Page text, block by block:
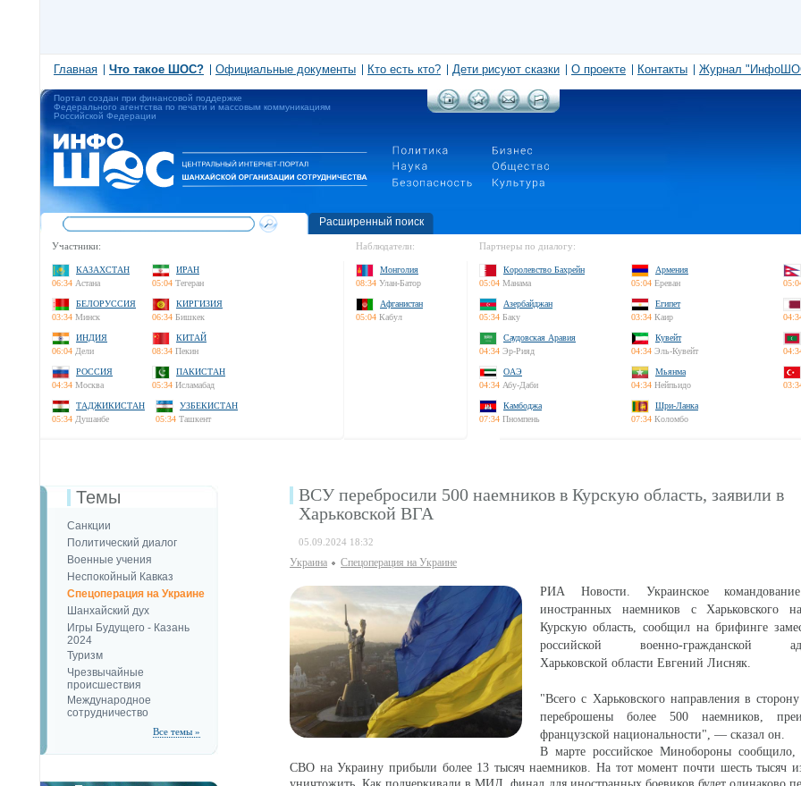
Главная Что такое ШОС? Официальные документы Кто есть кто? Дети рисуют сказки О проекте Контакты Журнал
Портал создан при финансовой поддержке
Федерального агентства по печати и массовым коммуникациям
Российской Федерации
Расширенный поиск
Участники:
КАЗАХСТАН
06:34 Астана
ИРАН
05:04 Тегеран
БЕЛОРУССИЯ
03:34 Минск
КИРГИЗИЯ
06:34 Бишкек
ИНДИЯ
06:04 Дели
КИТАЙ
08:34 Пекин
РОССИЯ
04:34 Москва
ПАКИСТАН
05:34 Исламабад
ТАДЖИКИСТАН
05:34 Душанбе
УЗБЕКИСТАН
05:34 Ташкент
Наблюдатели:
Монголия
08:34 Улан-Батор
Афганистан
05:04 Кабул
Партнеры по диалогу:
Королевство Бахрейн
05:04 Манама
Армения
05:04 Ереван
Азербайджан
05:34 Баку
Египет
03:34 Каир
Саудовская Аравия
04:34 Эр-Рияд
Кувейт
04:34 Эль-Кувейт
ОАЭ
04:34 Абу-Даби
Мьянма
04:34 Нейпьидо
Камбоджа
07:34 Пномпень
Шри-Ланка
07:34 Коломбо
Темы
Санкции
Политический диалог
Военные учения
Неспокойный Кавказ
Спецоперация на Украине
Шанхайский дух
Игры Будущего - Казань
2024
Туризм
Чрезвычайные
происшествия
Международное
сотрудничество
Все темы »
ВСУ перебросили 500 наемников в Курскую область, заявили в
Харьковской ВГА
05.09.2024 18:32
Украина Спецоперация на Украине
РИА Новости. Украинское командование
иностранных наемников с Харьковского
Курскую область, сообщил на брифинге
российской военно-гражданской
Харьковской области Евгений Лисняк.
"Всего с Харьковского направления в сторону
переброшены более 500 наемников,
французской национальности", — сказал он.
В марте российское Минобороны сообщило,
СВО на Украину прибыли более 13 тысяч наемников. На тот момент почти шесть тысяч